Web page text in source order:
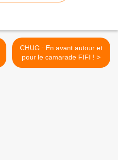
CHUG : En avant autour et
pour le camarade FIFI ! >